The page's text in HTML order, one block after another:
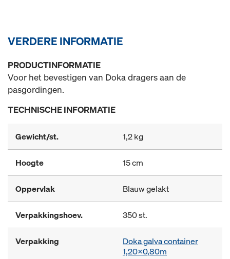
VERDERE INFORMATIE
PRODUCTINFORMATIE
Voor het bevestigen van Doka dragers aan de
pasgordingen.
TECHNISCHE INFORMATIE
Gewicht/st. 1,2 kg
Hoogte 15 cm
Oppervlak Blauw gelakt
Verpakkingshoev. 350 st.
Verpakking
Doka galva container
1,20x0,80m